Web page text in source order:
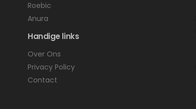
Roebic
Anura
Handige links
Over Ons
Privacy Policy
Contact